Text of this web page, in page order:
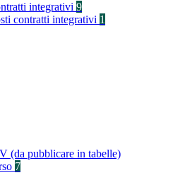
integrativi 9
contratti integrativi 1
(da pubblicare in tabelle)
7